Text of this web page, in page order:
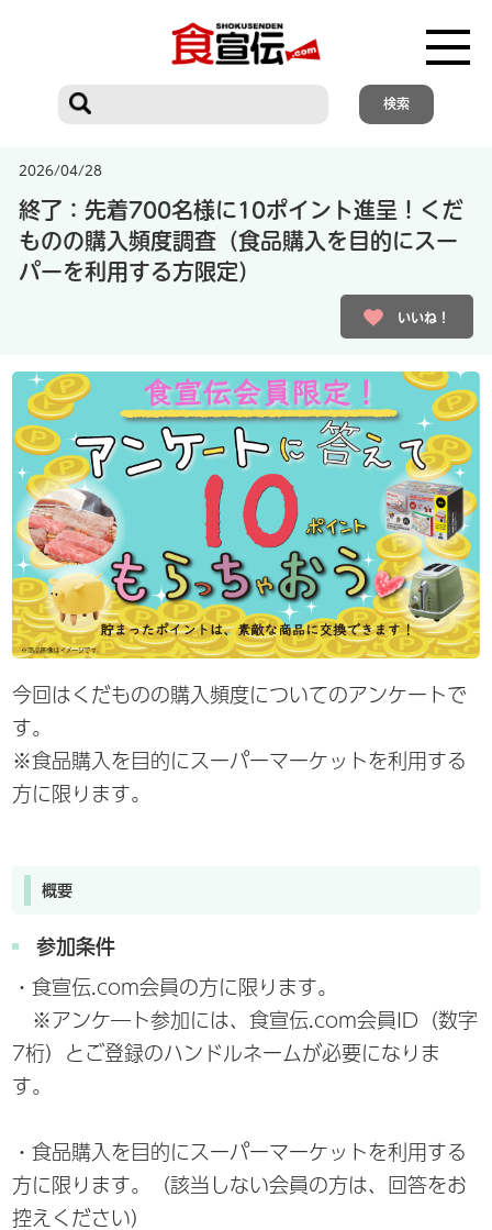
2026/04/28
終了：先着700名様に10ポイント進呈！くだ
ものの購入頻度調査（食品購入を目的にスー
パーを利用する方限定）
いいね！
今回はくだものの購入頻度についてのアンケートで
す。
※食品購入を目的にスーパーマーケットを利用する
方に限ります。
概要
参加条件
・食宣伝.com会員の方に限ります。
※アンケ―ト参加には、食宣伝.com会員ID（数字
7桁）とご登録のハンドルネームが必要になりま
す。
・食品購入を目的にスーパーマーケットを利用する
方に限ります。（該当しない会員の方は、回答をお
控えください）